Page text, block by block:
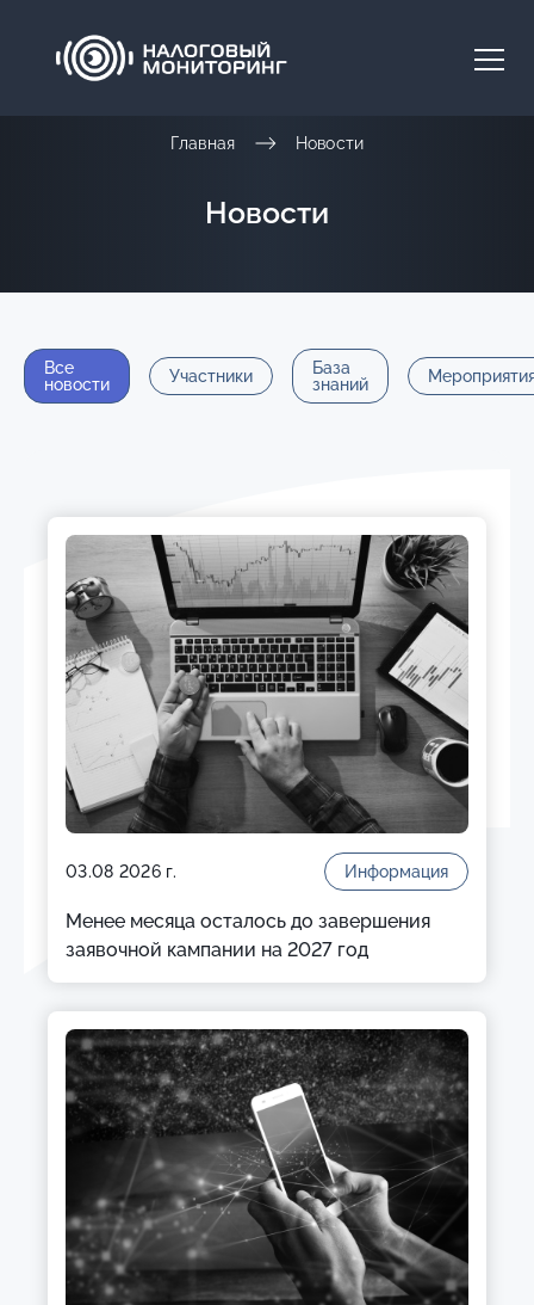
Главная Новости
Новости
Все
новости
Участники
База
знаний
03.08 2026 г. Информация
Менее месяца осталось до завершения
заявочной кампании на 2027 год